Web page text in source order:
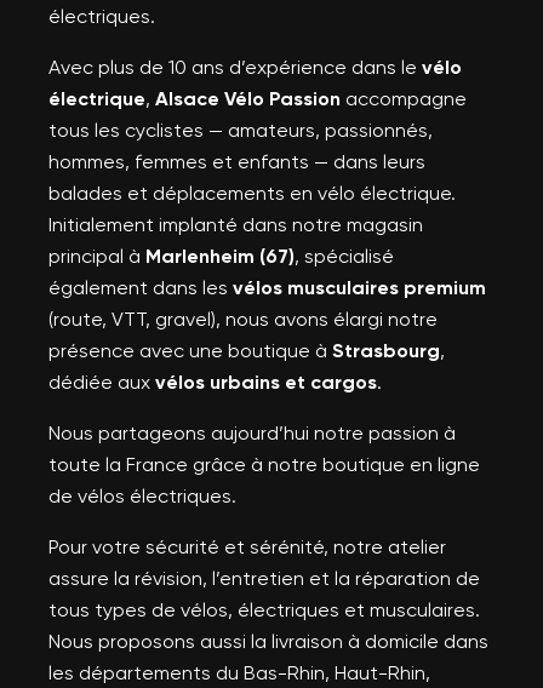
électriques.
Avec plus de 10 ans d’expérience dans le vélo
électrique, Alsace Vélo Passion accompagne
tous les cyclistes — amateurs, passionnés,
hommes, femmes et enfants — dans leurs
balades et déplacements en vélo électrique.
Initialement implanté dans notre magasin
principal à Marlenheim (67), spécialisé
également dans les vélos musculaires premium
(route, VTT, gravel), nous avons élargi notre
présence avec une boutique à Strasbourg,
dédiée aux vélos urbains et cargos.
Nous partageons aujourd’hui notre passion à
toute la France grâce à notre boutique en ligne
de vélos électriques.
Pour votre sécurité et sérénité, notre atelier
assure la révision, l’entretien et la réparation de
tous types de vélos, électriques et musculaires.
Nous proposons aussi la livraison à domicile dans
les départements du Bas-Rhin, Haut-Rhin,